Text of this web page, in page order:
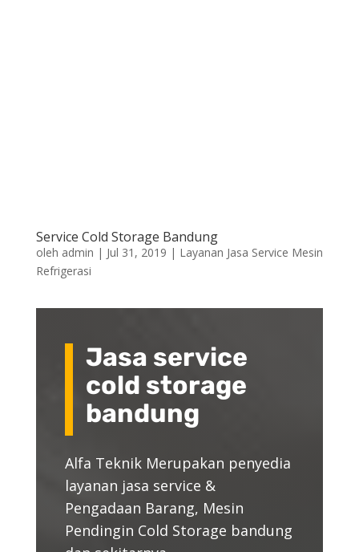
Service Cold Storage Bandung
oleh admin | Jul 31, 2019 | Layanan Jasa Service Mesin
Refrigerasi
Jasa service
cold storage
bandung
Alfa Teknik Merupakan penyedia
layanan jasa service &
Pengadaan Barang, Mesin
Pendingin Cold Storage bandung